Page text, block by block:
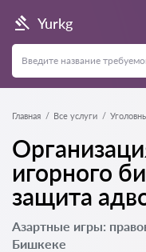
Yurkg
Главная Все услуги
игорного
защита
Азартные игры:
Бишкеке